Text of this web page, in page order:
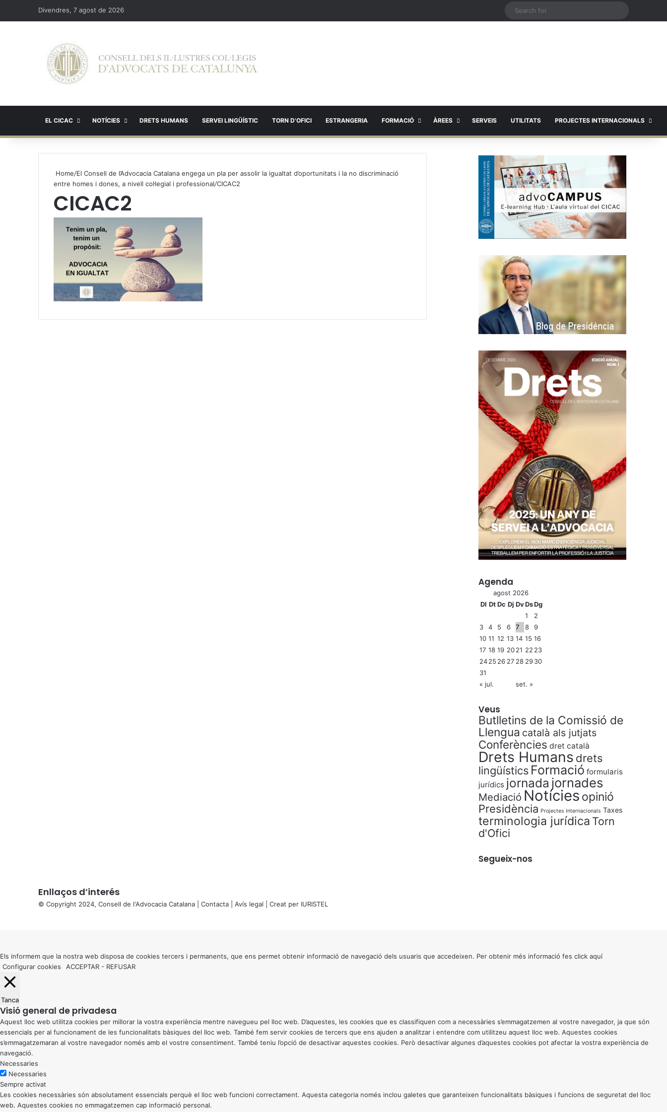
Divendres, 7 agost de 2026
EL CICAC NOTÍCIES DRETS HUMANS SERVEI LINGÜÍSTIC TORN D’OFICI ESTRANGERIA FORMACIÓ ÀREES SERVEIS UTILITATS PROJECTES INTERNACIONALS
Home/El Consell de l’Advocacia Catalana engega un pla per assolir la igualtat d’oportunitats i la no discriminació
entre homes i dones, a nivell col·legial i professional/CICAC2
CICAC2
Agenda
agost 2026
Dl Dt Dc Dj DvDsDg
1
2
3
4 5 6 7 8
9
10 11 12 13 14 15 16
17 18 19 2021 22 23
2425 26 27 28 2930
31
« jul.
set. »
Veus
Butlletins de la Comissió de
Llengua català als jutjats
Conferències dret català
Drets Humans drets
lingüístics Formació formularis
jurídics jornada jornades
Mediació Notícies opinió
Presidència Projectes Internacionals Taxes
terminologia jurídica Torn
d'Ofici
Segueix-nos
Enllaços d’interés
© Copyright 2024, Consell de l'Advocacia Catalana | Contacta Avís legal | Creat per IURISTEL
button
Els informem que la nostra web disposa de cookies tercers i permanents, que ens permet obtenir informació de navegació dels usuaris que accedeixen. Per obtenir més informació fes click aquí
Configurar cookies
ACCEPTAR - REFUSAR
Tanca
Visió general de privadesa
Aquest lloc web utilitza cookies per millorar la vostra experiència mentre navegueu pel lloc web. D’aquestes, les cookies que es classifiquen com a necessàries s’emmagatzemen al vostre navegador, ja que són
essencials per al funcionament de les funcionalitats bàsiques del lloc web. També fem servir cookies de tercers que ens ajuden a analitzar i entendre com utilitzeu aquest lloc web. Aquestes cookies
s’emmagatzemaran al vostre navegador només amb el vostre consentiment. També teniu l’opció de desactivar aquestes cookies. Però desactivar algunes d’aquestes cookies pot afectar la vostra experiència de
navegació.
Necessaries
Necessaries
Sempre activat
Les cookies necessàries són absolutament essencials perquè el lloc web funcioni correctament. Aquesta categoria només inclou galetes que garanteixen funcionalitats bàsiques i funcions de seguretat del lloc
web. Aquestes cookies no emmagatzemen cap informació personal.